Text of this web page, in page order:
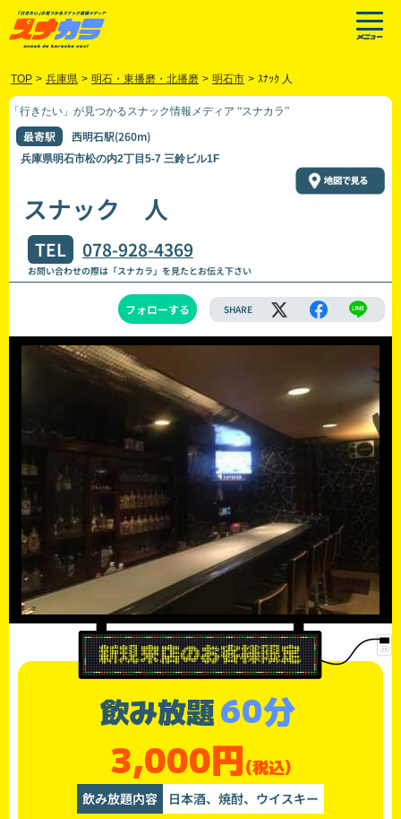
TOP > 兵庫県 > 明石・東播磨・北播磨 > 明石市 > ｽﾅｯｸ 人
「行きたい」が見つかるスナック情報メディア “スナカラ”
最寄駅 西明石駅(260m)
兵庫県明石市松の内2丁目5-7 三鈴ビル1F
スナック 人
TEL 078-928-4369
お問い合わせの際は「スナカラ」を見たとお伝え下さい
フォローする SHARE
飲み放題60分
3,000円(税込)
飲み放題内容 日本酒、焼酎、ウイスキー